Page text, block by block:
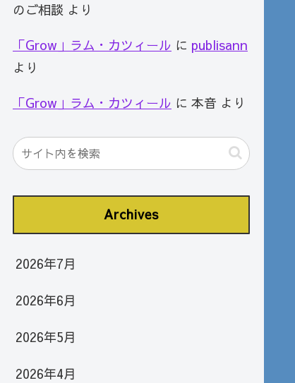
のご相談 より
「Grow」ラム・カツィール に publisann
より
「Grow」ラム・カツィール に 本音 より
Archives
2026年7月
2026年6月
2026年5月
2026年4月